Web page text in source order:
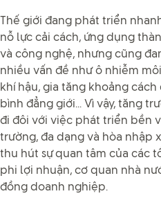
Thế giới đang phát triển
nỗ lực cải cách, ứng dụng
và công nghệ, nhưng cũng
nhiều vấn đề như ô nhiễm
khí hậu, gia tăng khoảng
bình đẳng giới... Vì vậy, tăng
đi đôi với việc phát triển bền
trường, đa dạng và hòa nhập
thu hút sự quan tâm của các
phi lợi nhuận, cơ quan nhà
đồng doanh nghiệp.